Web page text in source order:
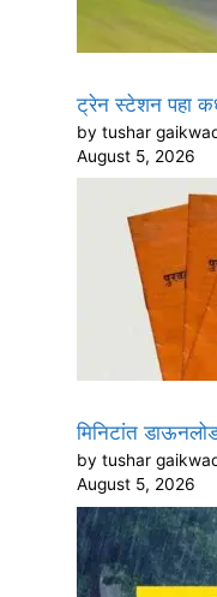
ट्रेन स्टेशन पहा
by tushar
August 5, 2026
मिनिटांत
by tushar
August 5, 2026